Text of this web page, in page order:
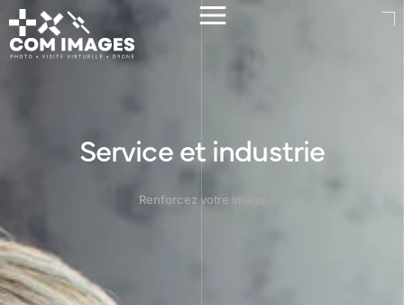
Service et industrie
Renforcez votre image